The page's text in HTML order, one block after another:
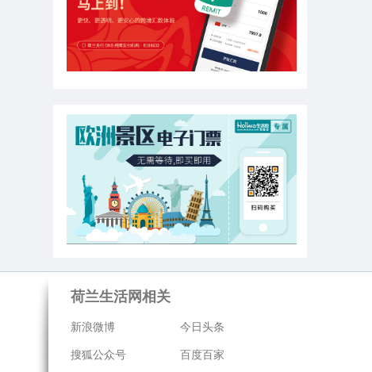
荷兰生活网相关
新浪微博 今日头条
搜狐公众号 百度百家